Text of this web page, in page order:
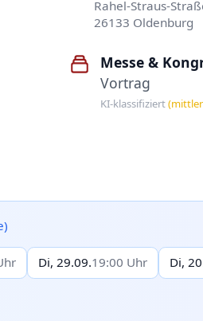
Rahel-Straus-
26133 Oldenburg
Messe &
Vortrag
KI-klassifiziert
Di, 29.09.19:00 Uhr Di,